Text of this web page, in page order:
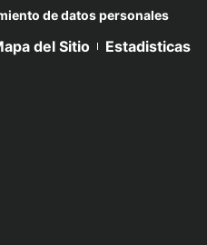
de datos personales
del Sitio Estadisticas